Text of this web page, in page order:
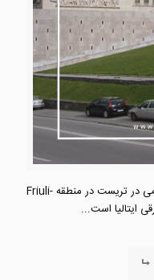
دانشگاه تریسته یک دانشگاه تحقیقاتی عمومی در تریست در منطقه Friuli-